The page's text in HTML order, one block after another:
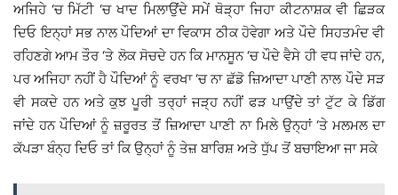
ਅਜਿਹੇ ‘ਚ ਮਿੱਟੀ ‘ਚ ਖਾਦ ਮਿਲਾਉਂਦੇ ਸਮੇਂ ਥੋੜ੍ਹਾ ਜਿਹਾ ਕੀਟਨਾਸ਼ਕ ਵੀ ਛਿੜਕ
ਦਿਓ ਇਨ੍ਹਾਂ ਸਭ ਨਾਲ ਪੌਦਿਆਂ ਦਾ ਵਿਕਾਸ ਠੀਕ ਹੋਵੇਗਾ ਅਤੇ ਪੌਦੇ ਸਿਹਤਮੰਦ ਵੀ
ਰਹਿਣਗੇ ਆਮ ਤੌਰ ‘ਤੇ ਲੋਕ ਸੋਚਦੇ ਹਨ ਕਿ ਮਾਨਸੂਨ ‘ਚ ਪੌਦੇ ਵੈਸੇ ਹੀ ਵਧ ਜਾਂਦੇ ਹਨ,
ਪਰ ਅਜਿਹਾ ਨਹੀਂ ਹੈ ਪੌਦਿਆਂ ਨੂੰ ਵਰਖਾ ‘ਚ ਨਾ ਛੱਡੋ ਜ਼ਿਆਦਾ ਪਾਣੀ ਨਾਲ ਪੌਦੇ ਸੜ
ਵੀ ਸਕਦੇ ਹਨ ਅਤੇ ਕੁਝ ਪੂਰੀ ਤਰ੍ਹਾਂ ਜੜ੍ਹ ਨਹੀਂ ਫੜ ਪਾਉਂਦੇ ਤਾਂ ਟੁੱਟ ਕੇ ਡਿੱਗ
ਜਾਂਦੇ ਹਨ ਪੌਦਿਆਂ ਨੂੰ ਜ਼ਰੂਰਤ ਤੋਂ ਜ਼ਿਆਦਾ ਪਾਣੀ ਨਾ ਮਿਲੇ ਉਨ੍ਹਾਂ ‘ਤੇ ਮਲਮਲ ਦਾ
ਕੱਪੜਾ ਬੰਨ੍ਹ ਦਿਓ ਤਾਂ ਕਿ ਉਨ੍ਹਾਂ ਨੂੰ ਤੇਜ਼ ਬਾਰਿਸ਼ ਅਤੇ ਧੁੱਪ ਤੋਂ ਬਚਾਇਆ ਜਾ ਸਕੇ